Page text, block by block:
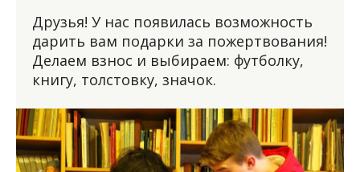
Друзья! У нас появилась возможность
дарить вам подарки за пожертвования!
Делаем взнос и выбираем: футболку,
книгу, толстовку, значок.